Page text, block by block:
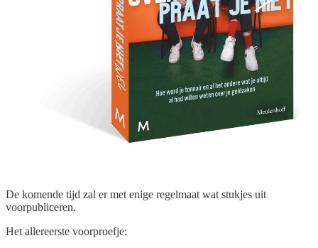
De komende tijd zal er met enige regelmaat wat stukjes uit
voorpubliceren.
Het allereerste voorproefje: